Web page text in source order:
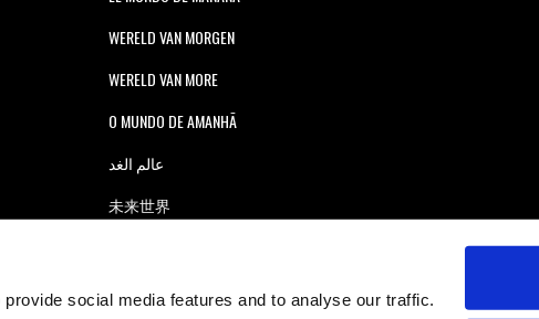
social media features and to analyse our traffic.
WERELD VAN MORGEN
WERELD VAN MORE
O MUNDO DE AMANHÃ
عالم الغد
未来世界
कल का विश्व